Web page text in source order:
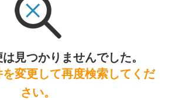
見つかりませんでした。
を変更して再度検索してくだ
さい。